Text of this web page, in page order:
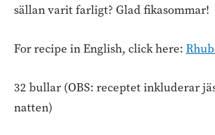
sällan varit farligt? Glad fikasommar!
For recipe in English, click here:
32 bullar (OBS: receptet inkluderar
natten)